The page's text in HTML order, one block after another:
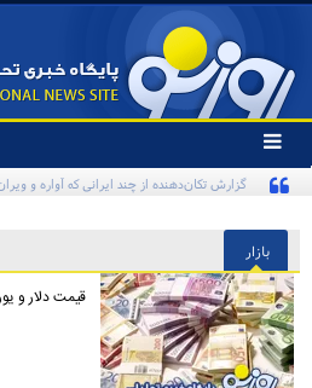
تغییر
وضعیت
منوی
ها
کنایه تند یک روزنامه به «پیروزی‌طلبان
بازار
قیمت دلار و یورو